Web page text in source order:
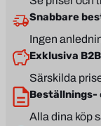
Snabbare
Ingen
Exklusiva
Särskilda
Alla dina köp